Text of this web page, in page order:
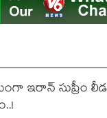
ఇరాన్ సుప్రీం